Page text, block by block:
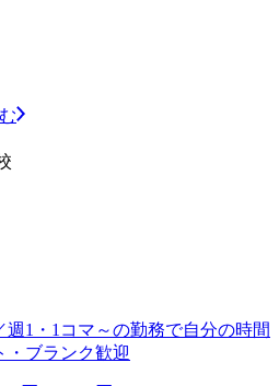
1・1コマ～の勤務で自分の時間
ブランク歓迎